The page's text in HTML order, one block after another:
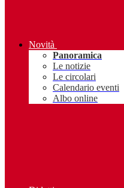
Novità
Panoramica
Le notizie
Le circolari
Calendario eventi
Albo online